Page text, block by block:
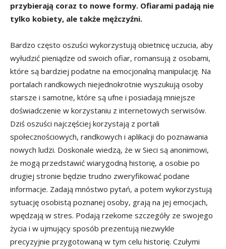
przybierają coraz to nowe formy. Ofiarami padają nie
tylko kobiety, ale także mężczyźni.
Bardzo często oszuści wykorzystują obietnicę uczucia, aby
wyłudzić pieniądze od swoich ofiar, romansują z osobami,
które są bardziej podatne na emocjonalną manipulację. Na
portalach randkowych niejednokrotnie wyszukują osoby
starsze i samotne, które są ufne i posiadają mniejsze
doświadczenie w korzystaniu z internetowych serwisów.
Dziś oszuści najczęściej korzystają z portali
społecznościowych, randkowych i aplikacji do poznawania
nowych ludzi. Doskonale wiedzą, że w Sieci są anonimowi,
że mogą przedstawić wiarygodną historię, a osobie po
drugiej stronie będzie trudno zweryfikować podane
informacje. Zadają mnóstwo pytań, a potem wykorzystują
sytuację osobistą poznanej osoby, grają na jej emocjach,
wpędzają w stres. Podają rzekome szczegóły ze swojego
życia i w ujmujący sposób prezentują niezwykle
precyzyjnie przygotowaną w tym celu historię. Czułymi